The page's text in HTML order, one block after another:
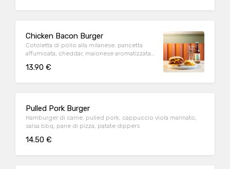
Chicken Bacon Burger
Cotoletta di pollo alla milanese, pancetta
affumicata, cheddar, maionese aromatizzata
13.90 €
Pulled Pork Burger
Hamburger di carne, pulled pork, cappuccio viola marinato,
salsa bbq, pane di pizza, patate dippers
14.50 €